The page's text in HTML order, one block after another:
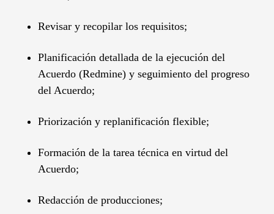
Revisar y recopilar los requisitos;
Planificación detallada de la ejecución del
Acuerdo (Redmine) y seguimiento del progreso
del Acuerdo;
Priorización y replanificación flexible;
Formación de la tarea técnica en virtud del
Acuerdo;
Redacción de producciones;